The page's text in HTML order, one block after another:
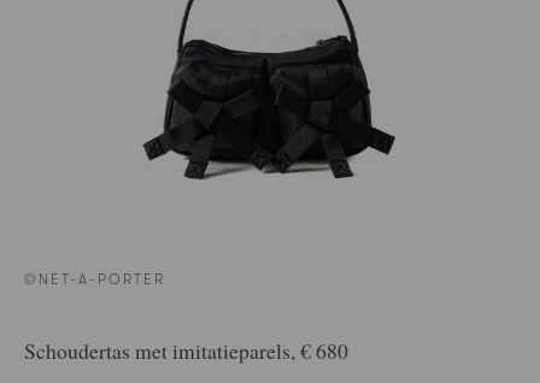
©NET-A-PORTER
Schoudertas met imitatieparels, € 680